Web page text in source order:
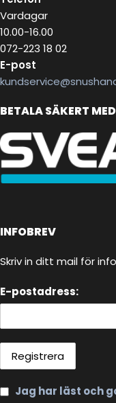
Vardagar
10.00-16.00
072-223 18 02
E-post
BETALA SÄKERT MED
INFOBREV
Skriv in ditt mail för
E-postadress:
Jag har läst och